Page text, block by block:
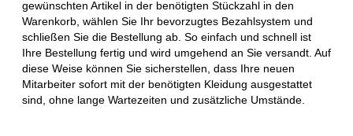
gewünschten Artikel in der benötigten Stückzahl in den
Warenkorb, wählen Sie Ihr bevorzugtes Bezahlsystem und
schließen Sie die Bestellung ab. So einfach und schnell ist
Ihre Bestellung fertig und wird umgehend an Sie versandt. Auf
diese Weise können Sie sicherstellen, dass Ihre neuen
Mitarbeiter sofort mit der benötigten Kleidung ausgestattet
sind, ohne lange Wartezeiten und zusätzliche Umstände.